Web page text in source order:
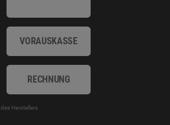
VORAUSKASSE
RECHNUNG
Herstellers